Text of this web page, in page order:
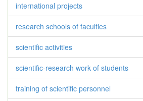
international projects
research schools of faculties
scientific activities
scientific-research work of students
training of scientific personnel